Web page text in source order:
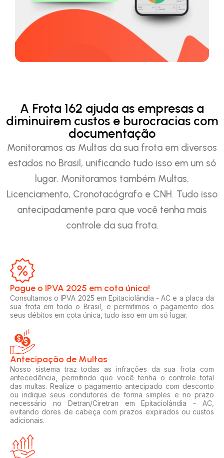
A Frota 162 ajuda as empresas a
diminuirem custos e burocracias com
documentação
Monitoramos as Multas da sua frota em diversos
estados no Brasil, unificando tudo isso em um só
lugar. Monitoramos também Multas,
Licenciamento, Cronotacógrafo e CNH. Tudo isso
antecipadamente para que você tenha mais
controle da sua frota.
Pague o IPVA 2025 em cota única!​
Consultamos o IPVA 2025 em Epitaciolândia - AC e a placa da
sua frota em todo o Brasil, e permitimos o pagamento dos
seus débitos em cota única, tudo isso em um só lugar.
Antecipação de Multas
Nosso sistema traz todas as infrações da sua frota com
antecedência, permitindo que você tenha o controle total
das multas. Realize o pagamento antecipado com desconto
ou indique seus condutores de forma simples e no prazo
necessário no Detran/Ciretran em Epitaciolândia - AC,
evitando dores de cabeça com prazos expirados ou custos
adicionais.